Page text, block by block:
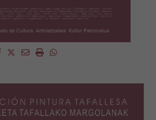
Facebook
Twitter
EmailImprimirWhatsapp